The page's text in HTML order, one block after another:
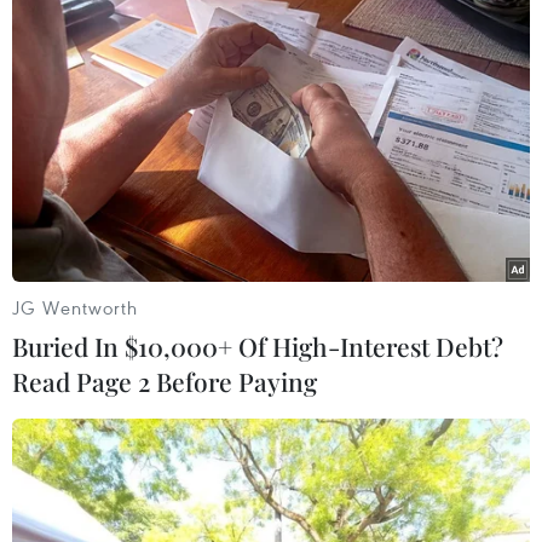
chọn, tài liệu hướng dẫn sách giáo khoa, các
video bài học minh họa; học liệu điện tử Cánh
Diều….
Thứ trưởng Nguyễn Hữu Độ cho hay sau khi tập
huấn, các báo cáo viên được về các địa phương
để tập huấn trực tiếp cho giáo viên.
Tuy nhiên, Thứ trưởng Bộ Giáo dục và Đào tạo
cũng cho biết do số lượng báo cáo viên không
nhiều trong khi cả nước có 63 tỉnh thành, vì vậy,
việc tập huấn có thể kết hợp giữa trực tiếp và
trực tuyến. Trong đó, các giáo viên có thể dự tập
huấn trực tuyến để nghe hướng dẫn từ các báo
cáo viên và sẽ được trực tiếp hỗ trợ trong thực
hành bởi đội ngũ giáo viên cốt cán.
JG Wentworth
Buried In $10,000+ Of High-Interest Debt?
Read Page 2 Before Paying